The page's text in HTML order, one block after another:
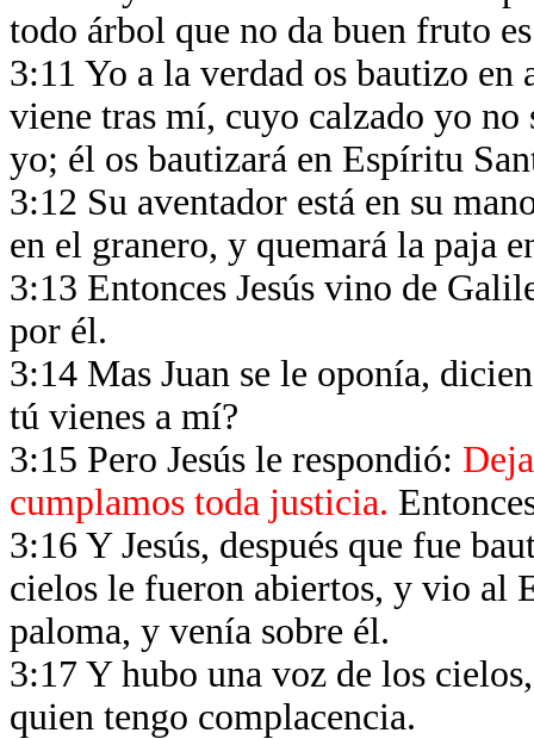
todo árbol que no da buen fruto
3:11 Yo a la verdad os bautizo
viene tras mí, cuyo calzado yo no
yo; él os bautizará en Espíritu
3:12 Su aventador está en su
en el granero, y quemará la paja
3:13 Entonces Jesús vino de
por él.
3:14 Mas Juan se le oponía,
tú vienes a mí?
3:15 Pero Jesús le respondió:
cumplamos toda justicia.
3:16 Y Jesús, después que fue
cielos le fueron abiertos, y vio al
paloma, y venía sobre él.
3:17 Y hubo una voz de los
quien tengo complacencia.